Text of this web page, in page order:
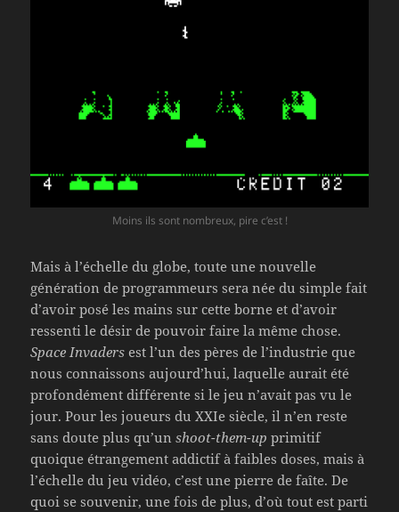
Moins ils sont nombreux, pire c’est !
Mais à l’échelle du globe, toute une nouvelle
génération de programmeurs sera née du simple fait
d’avoir posé les mains sur cette borne et d’avoir
ressenti le désir de pouvoir faire la même chose.
Space Invaders est l’un des pères de l’industrie que
nous connaissons aujourd’hui, laquelle aurait été
profondément différente si le jeu n’avait pas vu le
jour. Pour les joueurs du XXIe siècle, il n’en reste
sans doute plus qu’unshoot-them-up primitif
quoique étrangement addictif à faibles doses, mais à
l’échelle du jeu vidéo, c’est une pierre de faîte. De
quoi se souvenir, une fois de plus, d’où tout est parti